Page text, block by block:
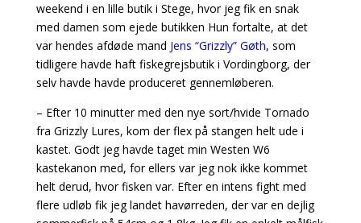
weekend i en lille butik i Stege, hvor jeg fik en snak
med damen som ejede butikken Hun fortalte, at det
var hendes afdøde mand Jens “Grizzly” Gøth, som
tidligere havde haft fiskegrejsbutik i Vordingborg, der
selv havde havde produceret gennemløberen.
– Efter 10 minutter med den nye sort/hvide Tornado
fra Grizzly Lures, kom der flex på stangen helt ude i
kastet. Godt jeg havde taget min Westen W6
kastekanon med, for ellers var jeg nok ikke kommet
helt derud, hvor fisken var. Efter en intens fight med
flere udløb fik jeg landet havørreden, der var en dejlig